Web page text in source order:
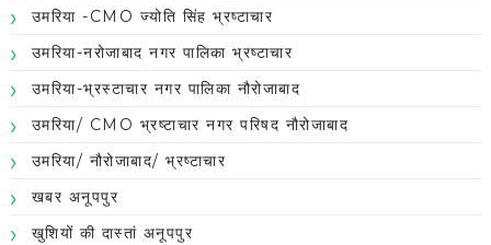
उमरिया -CMO ज्योति सिंह भ्रष्टाचार
उमरिया-नरोजाबाद नगर पालिका भ्रष्टाचार
उमरिया-भ्रस्टाचार नगर पालिका नौरोजाबाद
उमरिया/ CMO भ्रष्टाचार नगर परिषद नौरोजाबाद
उमरिया/ नौरोजाबाद/ भ्रष्टाचार
खबर अनूपपुर
खुशियों की दास्तां अनूपपुर